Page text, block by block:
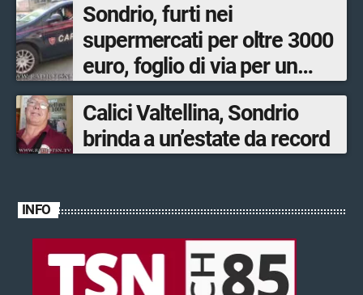
Sondrio, furti nei
supermercati per oltre 3000
euro, foglio di via per un
ventinovenne
Calici Valtellina, Sondrio
brinda a un’estate da record
INFO